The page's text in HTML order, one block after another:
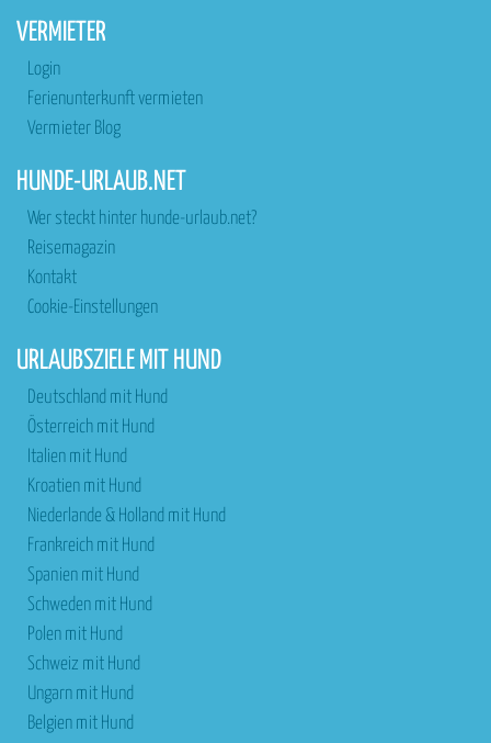
VERMIETER
Login
Ferienunterkunft vermieten
Vermieter Blog
HUNDE-URLAUB.NET
Wer steckt hinter hunde-urlaub.net?
Reisemagazin
Kontakt
Cookie-Einstellungen
URLAUBSZIELE MIT HUND
Deutschland mit Hund
Österreich mit Hund
Italien mit Hund
Kroatien mit Hund
Niederlande & Holland mit Hund
Frankreich mit Hund
Spanien mit Hund
Schweden mit Hund
Polen mit Hund
Schweiz mit Hund
Ungarn mit Hund
Belgien mit Hund